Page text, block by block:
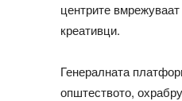
центрите
креативци.
Генералната
општеството,